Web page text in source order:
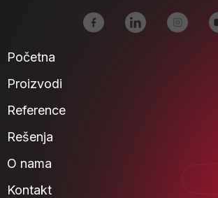
Početna
Proizvodi
Reference
Rešenja
O nama
Kontakt